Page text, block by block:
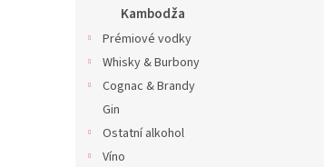
Kambodža
Prémiové vodky
Whisky & Burbony
Cognac & Brandy
Gin
Ostatní alkohol
Víno